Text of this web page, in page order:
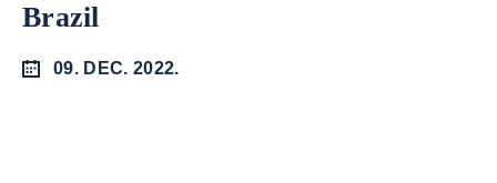
Brazil
09. DEC. 2022.